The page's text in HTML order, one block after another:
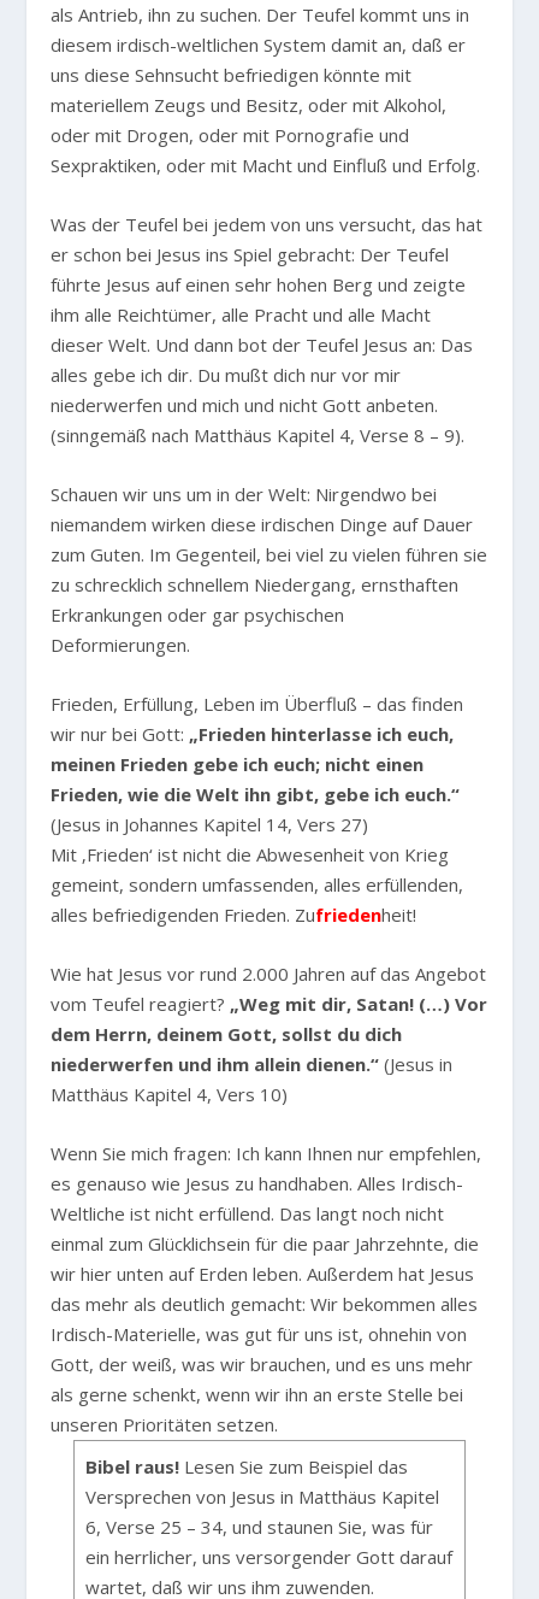
als Antrieb, ihn zu suchen. Der Teufel kommt uns in
diesem irdisch-weltlichen System damit an, daß er
uns diese Sehnsucht befriedigen könnte mit
materiellem Zeugs und Besitz, oder mit Alkohol,
oder mit Drogen, oder mit Pornografie und
Sexpraktiken, oder mit Macht und Einfluß und Erfolg.
Was der Teufel bei jedem von uns versucht, das hat
er schon bei Jesus ins Spiel gebracht: Der Teufel
führte Jesus auf einen sehr hohen Berg und zeigte
ihm alle Reichtümer, alle Pracht und alle Macht
dieser Welt. Und dann bot der Teufel Jesus an: Das
alles gebe ich dir. Du mußt dich nur vor mir
niederwerfen und mich und nicht Gott anbeten.
(sinngemäß nach Matthäus Kapitel 4, Verse 8 – 9).
Schauen wir uns um in der Welt: Nirgendwo bei
niemandem wirken diese irdischen Dinge auf Dauer
zum Guten. Im Gegenteil, bei viel zu vielen führen sie
zu schrecklich schnellem Niedergang, ernsthaften
Erkrankungen oder gar psychischen
Deformierungen.
Frieden, Erfüllung, Leben im Überfluß – das finden
wir nur bei Gott: „Frieden hinterlasse ich euch,
meinen Frieden gebe ich euch; nicht einen
Frieden, wie die Welt ihn gibt, gebe ich euch.“
(Jesus in Johannes Kapitel 14, Vers 27)
Mit ‚Frieden‘ ist nicht die Abwesenheit von Krieg
gemeint, sondern umfassenden, alles erfüllenden,
alles befriedigenden Frieden. Zufriedenheit!
Wie hat Jesus vor rund 2.000 Jahren auf das Angebot
vom Teufel reagiert? „Weg mit dir, Satan! (…) Vor
dem Herrn, deinem Gott, sollst du dich
niederwerfen und ihm allein dienen.“ (Jesus in
Matthäus Kapitel 4, Vers 10)
Wenn Sie mich fragen: Ich kann Ihnen nur empfehlen,
es genauso wie Jesus zu handhaben. Alles Irdisch-
Weltliche ist nicht erfüllend. Das langt noch nicht
einmal zum Glücklichsein für die paar Jahrzehnte, die
wir hier unten auf Erden leben. Außerdem hat Jesus
das mehr als deutlich gemacht: Wir bekommen alles
Irdisch-Materielle, was gut für uns ist, ohnehin von
Gott, der weiß, was wir brauchen, und es uns mehr
als gerne schenkt, wenn wir ihn an erste Stelle bei
unseren Prioritäten setzen.
Bibel raus! Lesen Sie zum Beispiel das
Versprechen von Jesus in Matthäus Kapitel
6, Verse 25 – 34, und staunen Sie, was für
ein herrlicher, uns versorgender Gott darauf
wartet, daß wir uns ihm zuwenden.